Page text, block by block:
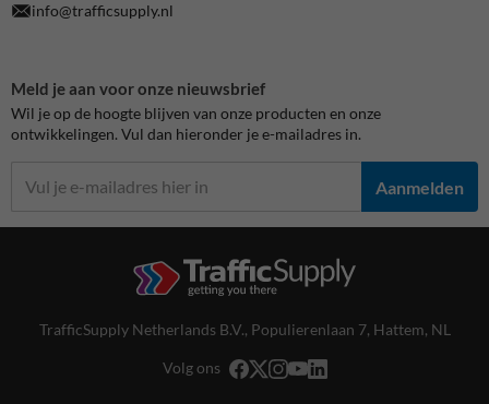
info@trafficsupply.nl
Meld je aan voor onze nieuwsbrief
Wil je op de hoogte blijven van onze producten en onze
ontwikkelingen. Vul dan hieronder je e-mailadres in.
Aanmelden
TrafficSupply Netherlands B.V., Populierenlaan 7, Hattem, NL
Volg ons